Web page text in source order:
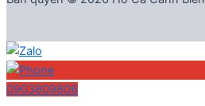
0903809806